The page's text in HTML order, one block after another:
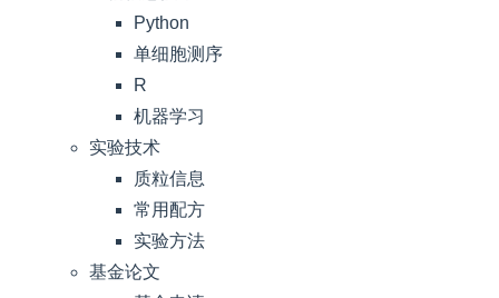
Python
单细胞测序
R
机器学习
实验技术
质粒信息
常用配方
实验方法
基金论文